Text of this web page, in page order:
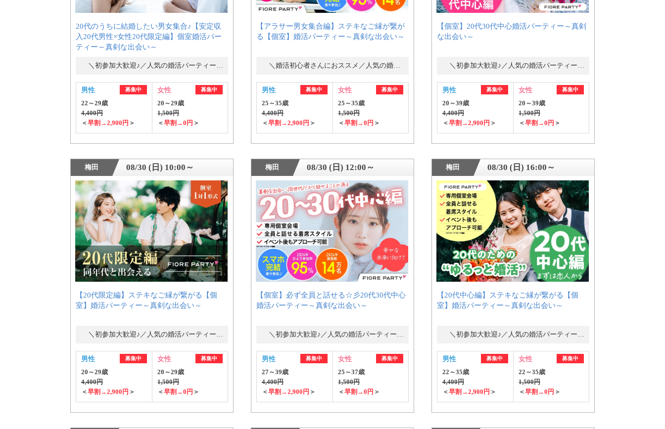
個人情報保護のため
プライバシーマークを
20代のうちに結婚したい男女集合♪【安定収
入20代男性×女性20代限定編】個室婚活パー
ティー～真剣な出会い～
男性 募集中
22～29歳
4,400円
＜早割→2,900円 ＞
女性 募集中
20～29歳
1,500円
＜早割→0円 ＞
【アラサー男女集合編】ステキなご縁が繋が
る【個室】婚活パーティー～真剣な出会い～
男性 募集中
25～35歳
4,400円
＜早割→2,900円 ＞
女性 募集中
25～35歳
1,500円
＜早割→0円 ＞
【個室】20代30代中心婚活パーティー～真剣
な出会い～
男性 募集中
20～39歳
4,400円
＜早割→2,900円 ＞
女性 募集中
20～39歳
1,500円
＜早割→0円 ＞
梅田 08/30 (日) 10:00～
【20代限定編】ステキなご縁が繋がる【個
室】婚活パーティー～真剣な出会い～
男性 募集中
20～29歳
4,400円
＜早割→2,900円 ＞
女性 募集中
20～29歳
1,500円
＜早割→0円 ＞
梅田 08/30 (日) 12:00～
【個室】必ず全員と話せる☆彡20代30代中心
婚活パーティー～真剣な出会い～
男性 募集中
27～39歳
4,400円
＜早割→2,900円 ＞
女性 募集中
25～37歳
1,500円
＜早割→0円 ＞
梅田 08/30 (日) 16:00～
【20代中心編】ステキなご縁が繋がる【個
室】婚活パーティー～真剣な出会い～
男性 募集中
22～35歳
4,400円
＜早割→2,900円 ＞
女性 募集中
22～35歳
1,500円
＜早割→0円 ＞